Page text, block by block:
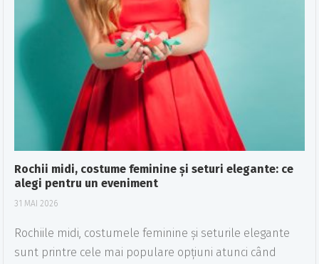
Rochii midi, costume feminine și seturi elegante: ce
alegi pentru un eveniment
31 MAI 2026
Rochiile midi, costumele feminine și seturile elegante
sunt printre cele mai populare opțiuni atunci când